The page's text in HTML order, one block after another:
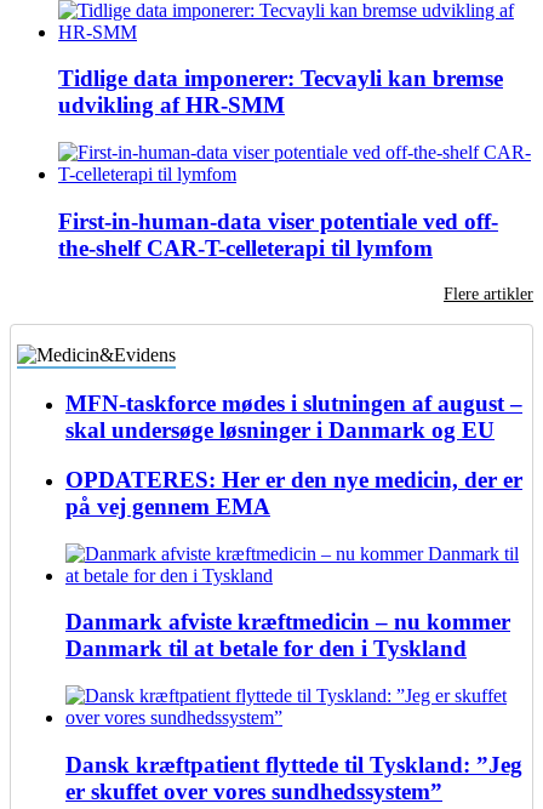
Tidlige data imponerer: Tecvayli kan bremse
udvikling af HR-SMM
First-in-human-data viser potentiale ved off-
the-shelf CAR-T-celleterapi til lymfom
Flere artikler
MFN-taskforce mødes i slutningen af august –
skal undersøge løsninger i Danmark og EU
OPDATERES: Her er den nye medicin, der er
på vej gennem EMA
Danmark afviste kræftmedicin – nu kommer
Danmark til at betale for den i Tyskland
Dansk kræftpatient flyttede til Tyskland: ”Jeg
er skuffet over vores sundhedssystem”